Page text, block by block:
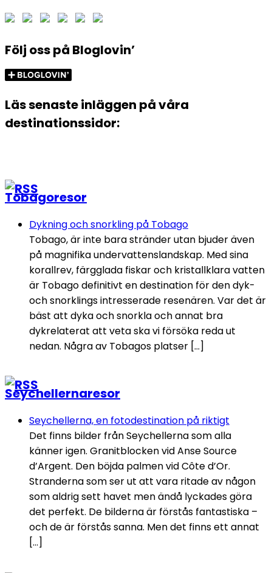
Följ oss på Bloglovin’
Läs senaste inläggen på våra
destinationssidor:
Tobagoresor
Dykning och snorkling på Tobago
Tobago, är inte bara stränder utan bjuder även
på magnifika undervattenslandskap. Med sina
korallrev, färgglada fiskar och kristallklara vatten
är Tobago definitivt en destination för den dyk-
och snorklings intresserade resenären. Var det är
bäst att dyka och snorkla och annat bra
dykrelaterat att veta ska vi försöka reda ut
nedan. Några av Tobagos platser […]
Seychellernaresor
Seychellerna, en fotodestination på riktigt
Det finns bilder från Seychellerna som alla
känner igen. Granitblocken vid Anse Source
d’Argent. Den böjda palmen vid Côte d’Or.
Stranderna som ser ut att vara ritade av någon
som aldrig sett havet men ändå lyckades göra
det perfekt. De bilderna är förstås fantastiska –
och de är förstås sanna. Men det finns ett annat
[…]